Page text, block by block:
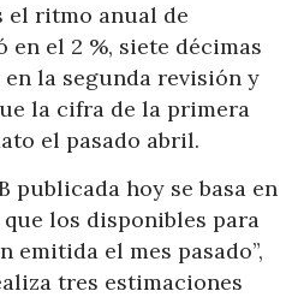
el ritmo anual de
el 2 %, siete décimas
la segunda revisión y
la cifra de la primera
el pasado abril.
publicada hoy se basa en
los disponibles para
emitida el mes pasado”,
tres estimaciones